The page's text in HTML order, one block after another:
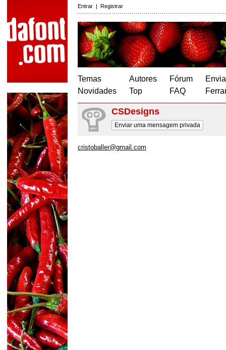
Entrar | Registrar
Temas
Novidades
Autores
Top
Fórum
FAQ
CSDesigns
Enviar uma mensagem privada
cristoballer@gmail.com